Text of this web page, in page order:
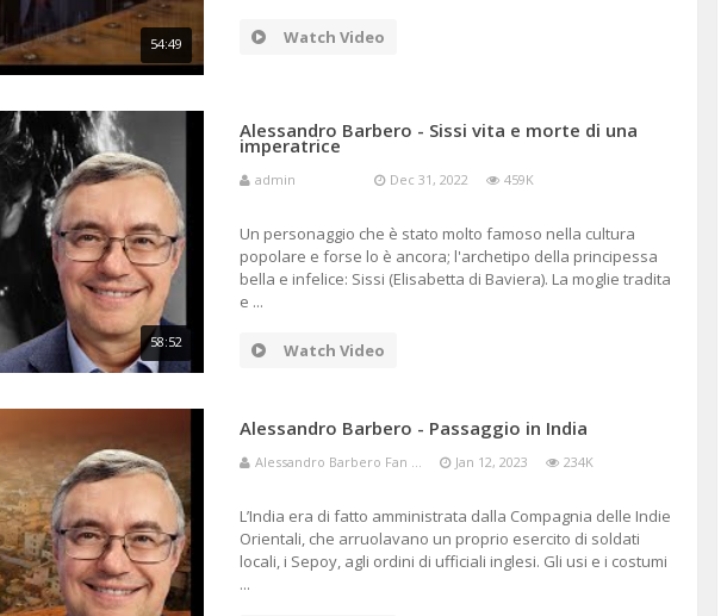
54:49 Watch Video
58:52
Alessandro Barbero - Sissi vita e morte di una
imperatrice
admin Dec 31, 2022 459K
Un personaggio che è stato molto famoso nella cultura
popolare e forse lo è ancora; l'archetipo della principessa
bella e infelice: Sissi (Elisabetta di Baviera). La moglie tradita
e ...
Watch Video
Alessandro Barbero - Passaggio in India
Alessandro Barbero Fan ... Jan 12, 2023 234K
L’India era di fatto amministrata dalla Compagnia delle Indie
Orientali, che arruolavano un proprio esercito di soldati
locali, i Sepoy, agli ordini di ufficiali inglesi. Gli usi e i costumi
...